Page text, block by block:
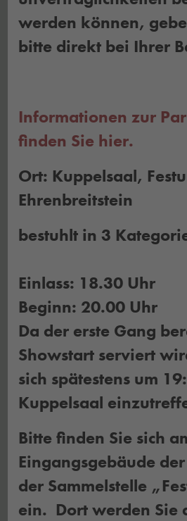
werden können,
bitte direkt bei Ihrer
Informationen zur
finden Sie hier.
Ort: Kuppelsaal,
Ehrenbreitstein
bestuhlt in 3
Einlass: 18.30 Uhr
Beginn: 20.00 Uhr
Da der erste Gang
Showstart serviert
sich spätestens um
Kuppelsaal
Bitte finden Sie sich
Eingangsgebäude
der Sammelstelle
ein. Dort werden Sie